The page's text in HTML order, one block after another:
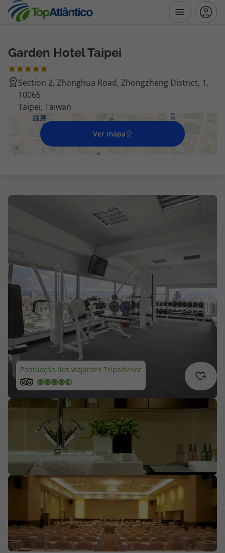
Destinos
Voos
Hotéis
Voos + Hotel
Promoções
Especialistas
Cheque Viagem
Rede de Lojas
Blog TopViagens
Área de Cliente
Agências
Contactos
Apoio ao cliente em Portugal
218 925 471
Custo de uma chamada para a rede fixa nacional.
Garden Hotel Taipei
Section 2, Zhonghua Road, Zhongzheng District, 1,
10065
Taipei, Taiwan
Ver mapa
Pontuação dos viajantes Tripadvisor